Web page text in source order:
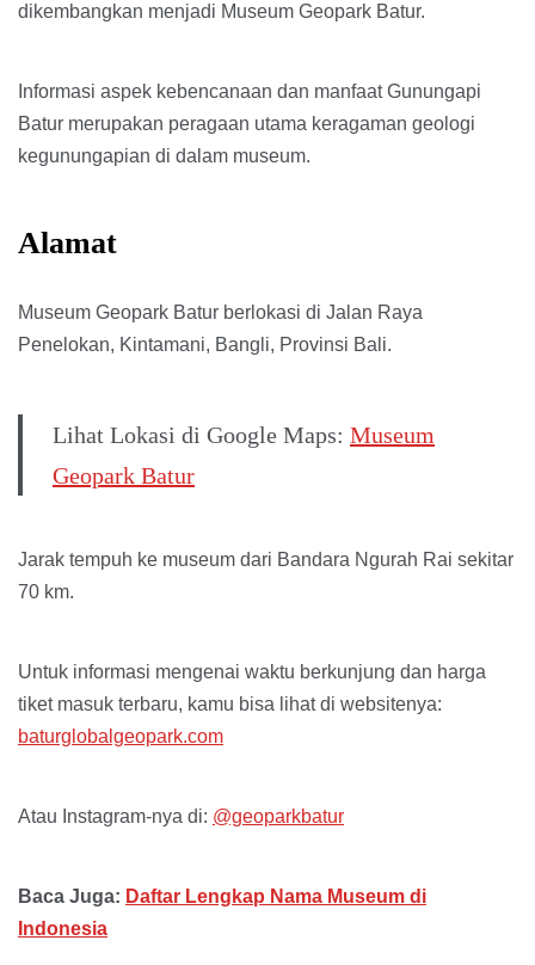
dikembangkan menjadi Museum Geopark Batur.
Informasi aspek kebencanaan dan manfaat Gunungapi
Batur merupakan peragaan utama keragaman geologi
kegunungapian di dalam museum.
Alamat
Museum Geopark Batur berlokasi di Jalan Raya
Penelokan, Kintamani, Bangli, Provinsi Bali.
Lihat Lokasi di Google Maps: Museum
Geopark Batur
Jarak tempuh ke museum dari Bandara Ngurah Rai sekitar
70 km.
Untuk informasi mengenai waktu berkunjung dan harga
tiket masuk terbaru, kamu bisa lihat di websitenya:
baturglobalgeopark.com
Atau Instagram-nya di: @geoparkbatur
Baca Juga: Daftar Lengkap Nama Museum di
Indonesia